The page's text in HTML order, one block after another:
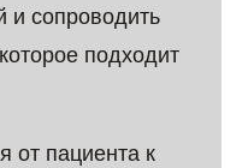
сопроводить
подходит
от пациента к